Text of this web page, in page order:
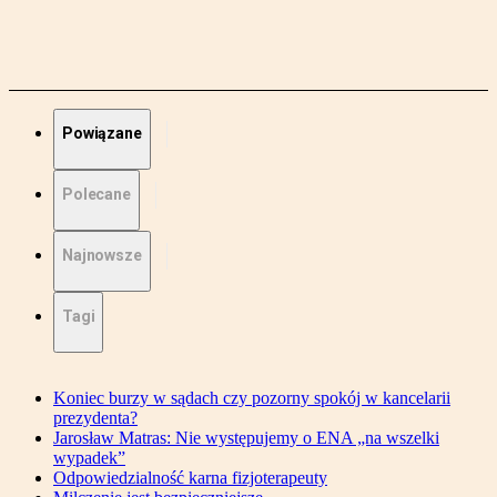
Powiązane
Polecane
Najnowsze
Tagi
Koniec burzy w sądach czy pozorny spokój w kancelarii
prezydenta?
Jarosław Matras: Nie występujemy o ENA „na wszelki
wypadek”
Odpowiedzialność karna fizjoterapeuty